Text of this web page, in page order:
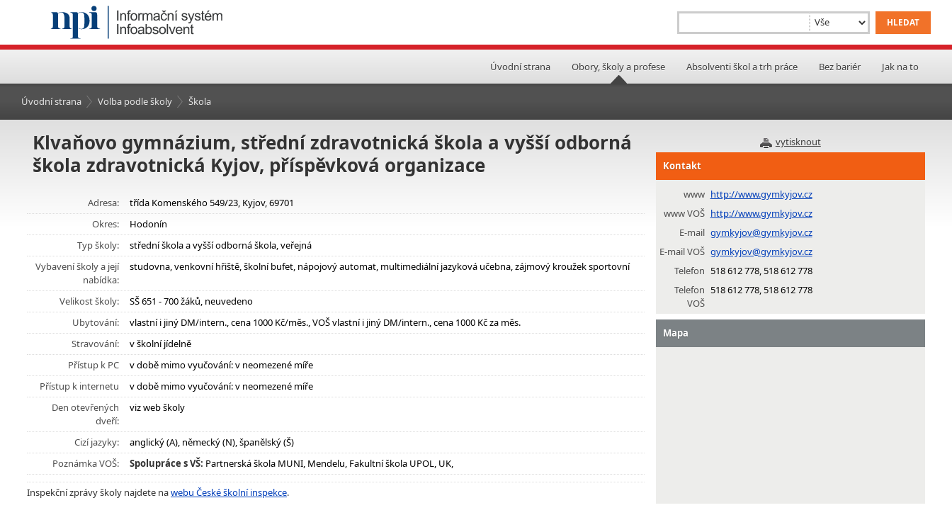
Úvodní strana Obory, školy a profese Absolventi škol a trh práce Bez bariér Jak na to
Úvodní strana Volba podle školy Škola
vytisknout
Klvaňovo gymnázium, střední zdravotnická škola a vyšší odborná
škola zdravotnická Kyjov, příspěvková organizace
Adresa:
třída Komenského 549/23, Kyjov, 69701
Okres:
Hodonín
Typ školy:
střední škola a vyšší odborná škola, veřejná
Vybavení školy a její
nabídka:
studovna, venkovní hřiště, školní bufet, nápojový automat, multimediální jazyková učebna, zájmový kroužek sportovní
Velikost školy:
SŠ 651 - 700 žáků, neuvedeno
Ubytování:
vlastní i jiný DM/intern., cena 1000 Kč/měs., VOŠ vlastní i jiný DM/intern., cena 1000 Kč za měs.
Stravování:
v školní jídelně
Přístup k PC
v době mimo vyučování: v neomezené míře
Přístup k internetu
v době mimo vyučování: v neomezené míře
Den otevřených
dveří:
viz web školy
Cizí jazyky:
anglický (A), německý (N), španělský (Š)
Poznámka VOŠ:
Spolupráce s VŠ: Partnerská škola MUNI, Mendelu, Fakultní škola UPOL, UK,
Inspekční zprávy školy najdete nawebu České školní inspekce.
Kontakt
www http://www.gymkyjov.cz
www VOŠ http://www.gymkyjov.cz
E-mail gymkyjov@gymkyjov.cz
E-mail VOŠ gymkyjov@gymkyjov.cz
Telefon 518 612 778, 518 612 778
Telefon
VOŠ
518 612 778, 518 612 778
Mapa